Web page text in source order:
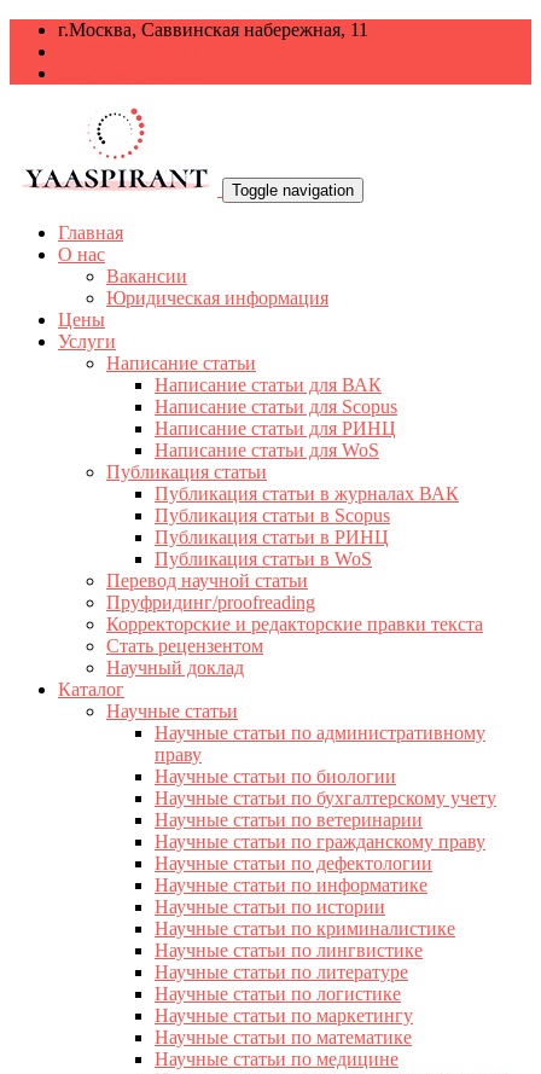
г.Москва, Саввинская набережная, 11
Toggle navigation
Главная
О нас
Вакансии
Юридическая информация
Цены
Услуги
Написание статьи
Написание статьи для ВАК
Написание статьи для Scopus
Написание статьи для РИНЦ
Написание статьи для WoS
Публикация статьи
Публикация статьи в журналах ВАК
Публикация статьи в Scopus
Публикация статьи в РИНЦ
Публикация статьи в WoS
Перевод научной статьи
Пруфридинг/proofreading
Корректорские и редакторские правки текста
Стать рецензентом
Научный доклад
Каталог
Научные статьи
Научные статьи по административному
праву
Научные статьи по биологии
Научные статьи по бухгалтерскому учету
Научные статьи по ветеринарии
Научные статьи по гражданскому праву
Научные статьи по дефектологии
Научные статьи по информатике
Научные статьи по истории
Научные статьи по криминалистике
Научные статьи по лингвистике
Научные статьи по литературе
Научные статьи по логистике
Научные статьи по маркетингу
Научные статьи по математике
Научные статьи по медицине